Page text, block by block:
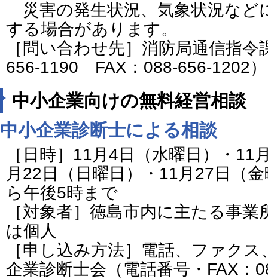
災害の発生状況、気象状況など
する場合があります。
［問い合わせ先］消防局通信指
656-1190 FAX：088-656-1202）
中小企業向けの無料経営相談
中小企業診断士による相談
［日時］11月4日（水曜日）・11
月22日（日曜日）・11月27日（
ら午後5時まで
［対象者］徳島市内に主たる事
は個人
［申し込み方法］電話、ファク
企業診断士会（電話番号・FAX：